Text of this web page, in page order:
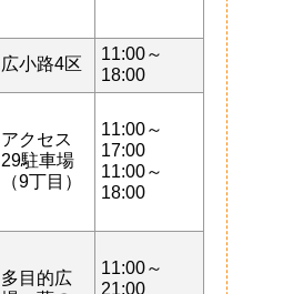
広小路4区
11:00～
18:00
アクセス
29駐車場
（9丁目）
11:00～
17:00
11:00～
18:00
多目的広
11:00～
21:00